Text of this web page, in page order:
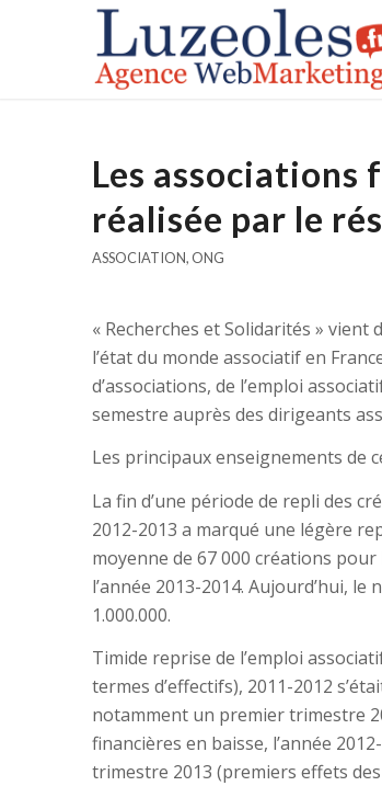
Les associations
réalisée par le
ASSOCIATION, ONG
« Recherches et Solidarités »
l’état du monde associatif en
d’associations, de l’emploi
semestre auprès des dirigeants
Les principaux enseignements de
La fin d’une période de repli des
2012-2013 a marqué une légère
moyenne de 67 000 créations
l’année 2013-2014. Aujourd’hui,
1.000.000.
Timide reprise de l’emploi
termes d’effectifs), 2011-2012
notamment un premier trimestre
financières en baisse, l’année
trimestre 2013 (premiers effets